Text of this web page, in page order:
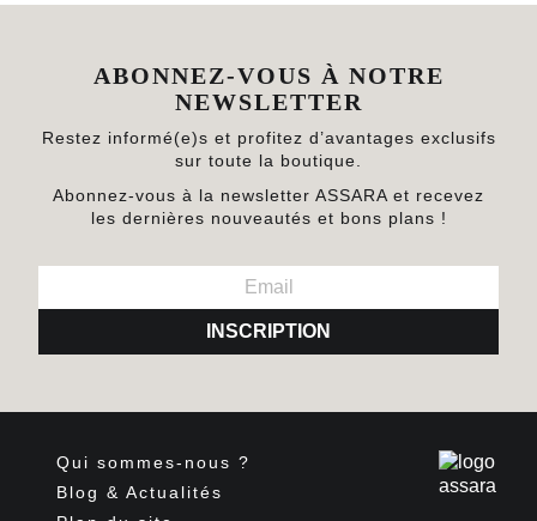
ABONNEZ-VOUS À NOTRE
NEWSLETTER
Restez informé(e)s et profitez d’avantages exclusifs
sur toute la boutique.
Abonnez-vous à la newsletter ASSARA et recevez
les dernières nouveautés et bons plans !
INSCRIPTION
Qui sommes-nous ?
Blog & Actualités